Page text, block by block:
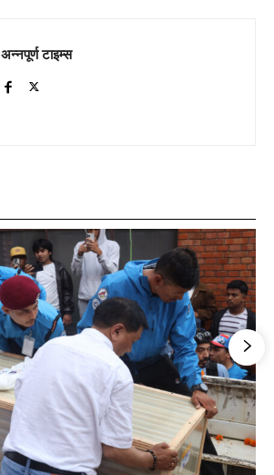
अन्नपूर्ण टाइम्स